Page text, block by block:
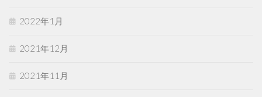
2022年1月
2021年12月
2021年11月